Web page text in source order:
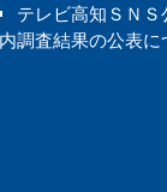
テレビ高知ＳＮＳ
調査結果の公表に